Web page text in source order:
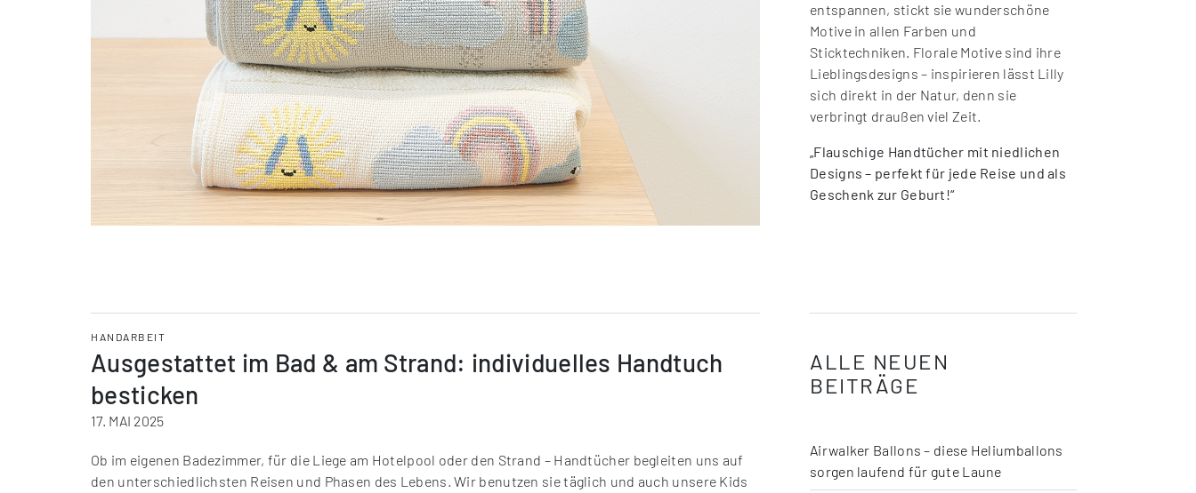
entspannen, stickt sie wunderschöne
Motive in allen Farben und
Sticktechniken. Florale Motive sind ihre
Lieblingsdesigns – inspirieren lässt Lilly
sich direkt in der Natur, denn sie
verbringt draußen viel Zeit.
„Flauschige Handtücher mit niedlichen
Designs – perfekt für jede Reise und als
Geschenk zur Geburt!“
HANDARBEIT
Ausgestattet im Bad & am Strand: indi­viduelles Hand­tuch
besticken
17. MAI 2025
Ob im eigenen Badezimmer, für die Liege am Hotelpool oder den Strand – Handtücher begleiten uns auf
den unterschiedlichsten Reisen und Phasen des Lebens. Wir benutzen sie täglich und auch unsere Kids
ALLE NEUEN
BEITRÄGE
Airwalker Ballons – diese Heliumballons
sorgen laufend für gute Laune